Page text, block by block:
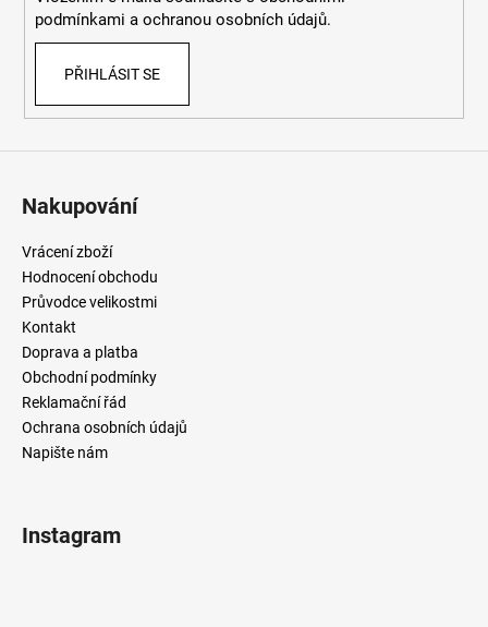
podmínkami a ochranou osobních údajů.
PŘIHLÁSIT SE
Nakupování
Vrácení zboží
Hodnocení obchodu
Průvodce velikostmi
Kontakt
Doprava a platba
Obchodní podmínky
Reklamační řád
Ochrana osobních údajů
Napište nám
Instagram